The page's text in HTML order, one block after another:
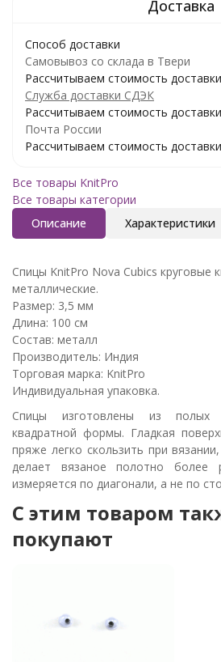
Способ доставки
Самовывоз со склада в Твери
Рассчитываем стоимость
Служба доставки СДЭК
Рассчитываем стоимость
Почта России
Рассчитываем стоимость
Все товары KnitPro
Все товары категории
Описание
Характеристики
Спицы KnitPro Nova Cubics круговые
металлические.
Размер: 3,5 мм
Длина: 100 см
Состав: металл
Производитель: Индия
Торговая марка: KnitPro
Индивидуальная упаковка.
Спицы изготовлены из полых
квадратной формы. Гладкая
пряже легко скользить при
делает вязаное полотно более
измеряется по диагонали, а не по
C этим товаром
покупают